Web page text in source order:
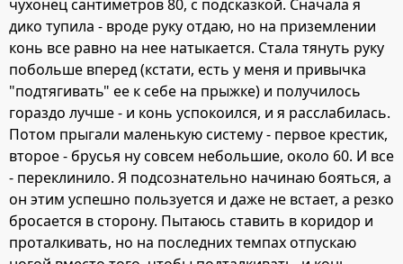
чухонец сантиметров 80, с подсказкой. Сначала я
дико тупила - вроде руку отдаю, но на приземлении
конь все равно на нее натыкается. Стала тянуть руку
побольше вперед (кстати, есть у меня и привычка
"подтягивать" ее к себе на прыжке) и получилось
гораздо лучше - и конь успокоился, и я расслабилась.
Потом прыгали маленькую систему - первое крестик,
второе - брусья ну совсем небольшие, около 60. И все
- переклинило. Я подсознательно начинаю бояться, а
он этим успешно пользуется и даже не встает, а резко
бросается в сторону. Пытаюсь ставить в коридор и
проталкивать, но на последних темпах отпускаю